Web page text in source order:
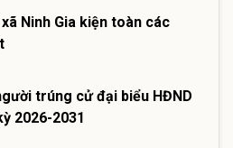
Ninh Gia kiện toàn các
trúng cử đại biểu HĐND
2026-2031